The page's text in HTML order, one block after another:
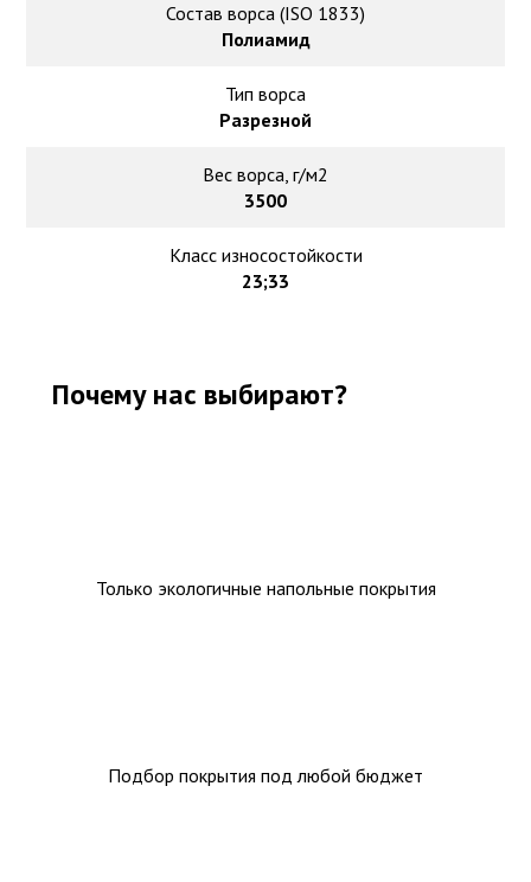
Состав ворса (ISO 1833)
Полиамид
Тип ворса
Разрезной
Вес ворса, г/м2
3500
Класс износостойкости
23;33
Почему нас выбирают?
Только экологичные напольные покрытия
Подбор покрытия под любой бюджет